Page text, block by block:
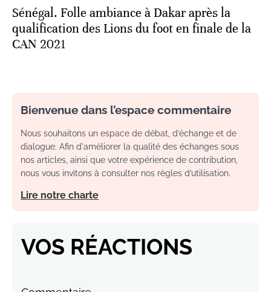
Sénégal. Folle ambiance à Dakar après la
qualification des Lions du foot en finale de la
CAN 2021
Bienvenue dans l’espace commentaire
Nous souhaitons un espace de débat, d’échange et de
dialogue. Afin d'améliorer la qualité des échanges sous
nos articles, ainsi que votre expérience de contribution,
nous vous invitons à consulter nos règles d’utilisation.
Lire notre charte
VOS RÉACTIONS